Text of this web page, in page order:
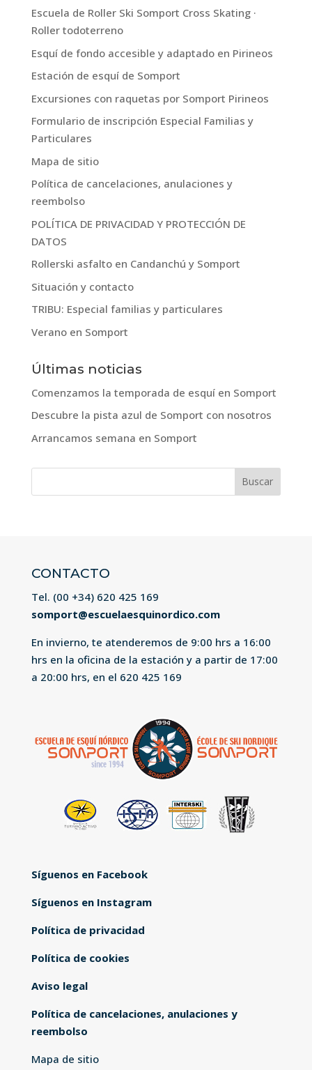
Escuela de Roller Ski Somport Cross Skating ·
Roller todoterreno
Esquí de fondo accesible y adaptado en Pirineos
Estación de esquí de Somport
Excursiones con raquetas por Somport Pirineos
Formulario de inscripción Especial Familias y
Particulares
Mapa de sitio
Política de cancelaciones, anulaciones y
reembolso
POLÍTICA DE PRIVACIDAD Y PROTECCIÓN DE
DATOS
Rollerski asfalto en Candanchú y Somport
Situación y contacto
TRIBU: Especial familias y particulares
Verano en Somport
Últimas noticias
Comenzamos la temporada de esquí en Somport
Descubre la pista azul de Somport con nosotros
Arrancamos semana en Somport
Buscar:
CONTACTO
Tel. (00 +34) 620 425 169
somport@escuelaesquinordico.com
En invierno, te atenderemos de 9:00 hrs a 16:00
hrs en la oficina de la estación y a partir de 17:00
a 20:00 hrs, en el 620 425 169
Síguenos en Facebook
Síguenos en Instagram
Política de privacidad
Política de cookies
Aviso legal
Política de cancelaciones, anulaciones y
reembolso
Mapa de sitio